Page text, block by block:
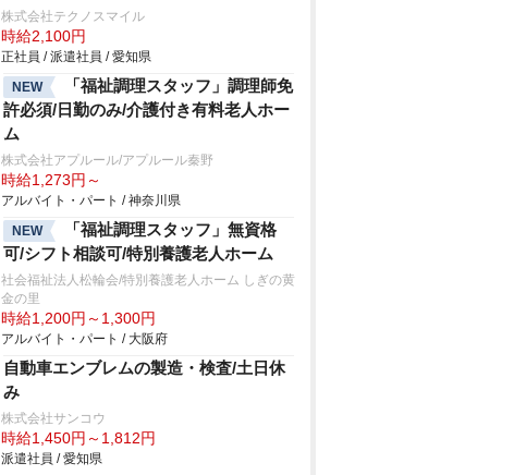
株式会社テクノスマイル
時給2,100円
正社員 / 派遣社員 / 愛知県
NEW
「福祉調理スタッフ」調理師免
許必須/日勤のみ/介護付き有料老人ホー
ム
株式会社アプルール/アプルール秦野
時給1,273円～
アルバイト・パート / 神奈川県
NEW
「福祉調理スタッフ」無資格
可/シフト相談可/特別養護老人ホーム
社会福祉法人松輪会/特別養護老人ホーム しぎの黄
金の里
時給1,200円～1,300円
アルバイト・パート / 大阪府
自動車エンブレムの製造・検査/土日休
み
株式会社サンコウ
時給1,450円～1,812円
派遣社員 / 愛知県